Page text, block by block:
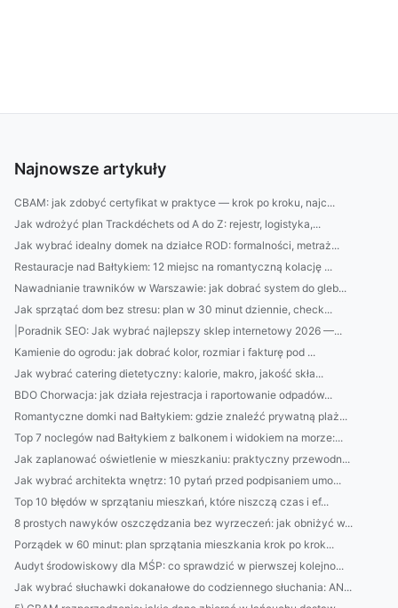
Najnowsze artykuły
CBAM: jak zdobyć certyfikat w praktyce — krok po kroku, najc...
Jak wdrożyć plan Trackdéchets od A do Z: rejestr, logistyka,...
Jak wybrać idealny domek na działce ROD: formalności, metraż...
Restauracje nad Bałtykiem: 12 miejsc na romantyczną kolację ...
Nawadnianie trawników w Warszawie: jak dobrać system do gleb...
Jak sprzątać dom bez stresu: plan w 30 minut dziennie, check...
|Poradnik SEO: Jak wybrać najlepszy sklep internetowy 2026 —...
Kamienie do ogrodu: jak dobrać kolor, rozmiar i fakturę pod ...
Jak wybrać catering dietetyczny: kalorie, makro, jakość skła...
BDO Chorwacja: jak działa rejestracja i raportowanie odpadów...
Romantyczne domki nad Bałtykiem: gdzie znaleźć prywatną plaż...
Top 7 noclegów nad Bałtykiem z balkonem i widokiem na morze:...
Jak zaplanować oświetlenie w mieszkaniu: praktyczny przewodn...
Jak wybrać architekta wnętrz: 10 pytań przed podpisaniem umo...
Top 10 błędów w sprzątaniu mieszkań, które niszczą czas i ef...
8 prostych nawyków oszczędzania bez wyrzeczeń: jak obniżyć w...
Porządek w 60 minut: plan sprzątania mieszkania krok po krok...
Audyt środowiskowy dla MŚP: co sprawdzić w pierwszej kolejno...
Jak wybrać słuchawki dokanałowe do codziennego słuchania: AN...